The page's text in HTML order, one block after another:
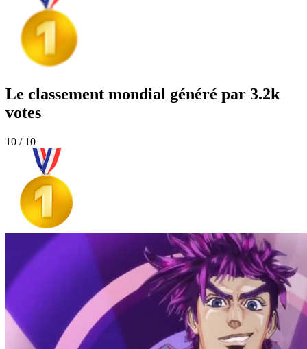
Le classement mondial généré par 3.2k
votes
10 / 10